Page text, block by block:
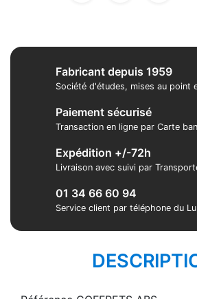
Fabricant depuis 1959
Société d'études, mises au point
Paiement sécurisé
Transaction en ligne par Carte
Expédition +/-72h
Livraison avec suivi par
01 34 66 60 94
Service client par téléphone du